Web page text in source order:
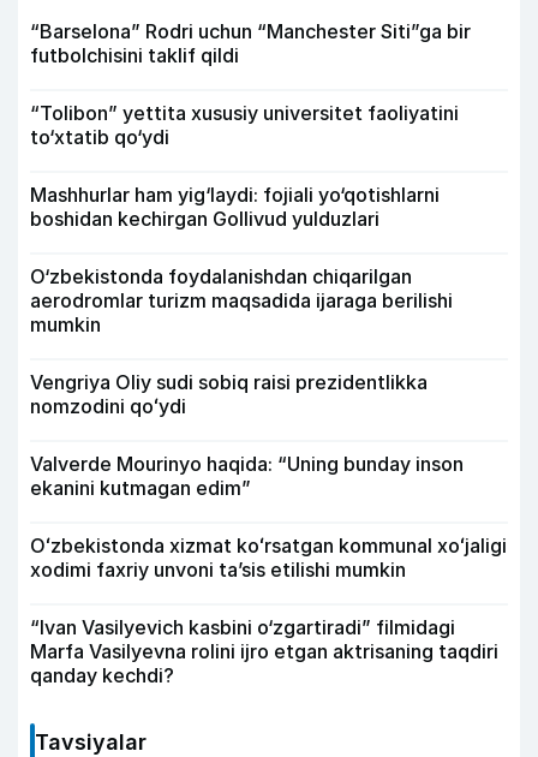
“Barselona” Rodri uchun “Manchester Siti”ga bir
futbolchisini taklif qildi
“Tolibon” yettita xususiy universitet faoliyatini
to‘xtatib qo‘ydi
Mashhurlar ham yig‘laydi: fojiali yo‘qotishlarni
boshidan kechirgan Gollivud yulduzlari
O‘zbekistonda foydalanishdan chiqarilgan
aerodromlar turizm maqsadida ijaraga berilishi
mumkin
Vengriya Oliy sudi sobiq raisi prezidentlikka
nomzodini qoʻydi
Valverde Mourinyo haqida: “Uning bunday inson
ekanini kutmagan edim”
Oʻzbekistonda xizmat koʻrsatgan kommunal xoʻjaligi
xodimi faxriy unvoni taʼsis etilishi mumkin
“Ivan Vasilyevich kasbini o‘zgartiradi” filmidagi
Marfa Vasilyevna rolini ijro etgan aktrisaning taqdiri
qanday kechdi?
Tavsiyalar